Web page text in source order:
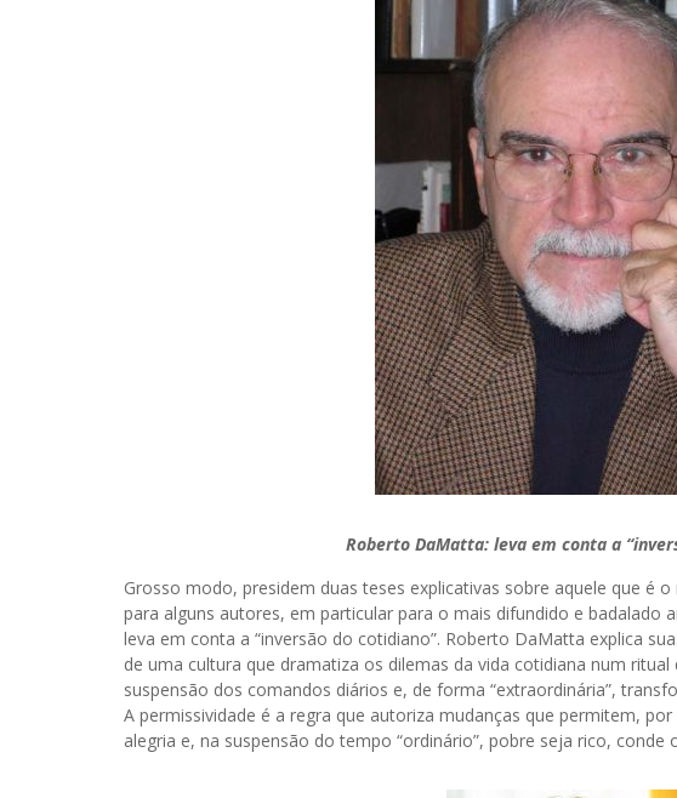
Roberto DaMatta: leva em conta a
Grosso modo, presidem duas teses explicativas sobre aquele que é
para alguns autores, em particular para o mais difundido e badalado
leva em conta a “inversão do cotidiano”. Roberto DaMatta explica
de uma cultura que dramatiza os dilemas da vida cotidiana num
suspensão dos comandos diários e, de forma “extraordinária”,
A permissividade é a regra que autoriza mudanças que permitem,
alegria e, na suspensão do tempo “ordinário”, pobre seja rico,